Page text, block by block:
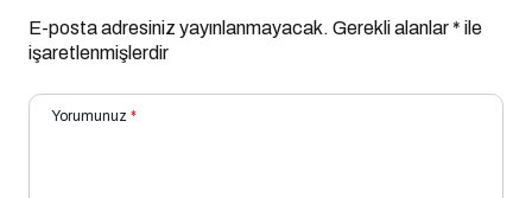
E-posta adresiniz yayınlanmayacak. Gerekli alanlar* ile
işaretlenmişlerdir
Yorumunuz *